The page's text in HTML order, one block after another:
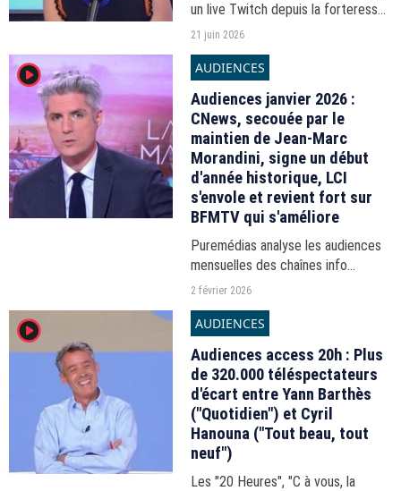
un live Twitch depuis la forteresse
charentaise.
21 juin 2026
player2 AUDIENCES
Audiences janvier 2026 :
CNews, secouée par le
maintien de Jean-Marc
Morandini, signe un début
d'année historique, LCI
s'envole et revient fort sur
BFMTV qui s'améliore
Puremédias analyse les audiences
mensuelles des chaînes info
publiées ce lundi 2 février 2026 par
s'étirant du 29 décembre 2025 au
1er février 2026.
2 février 2026
player2 AUDIENCES
Audiences access 20h : Plus
de 320.000 téléspectateurs
d'écart entre Yann Barthès
("Quotidien") et Cyril
Hanouna ("Tout beau, tout
neuf")
Les "20 Heures", "C à vous, la